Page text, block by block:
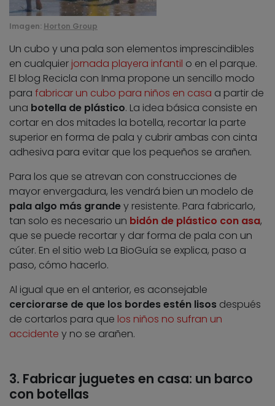
Imagen: Horton Group
Un cubo y una pala son elementos imprescindibles
en cualquier jornada playera infantil o en el parque.
El blog Recicla con Inma propone un sencillo modo
para fabricar un cubo para niños en casa a partir de
una botella de plástico. La idea básica consiste en
cortar en dos mitades la botella, recortar la parte
superior en forma de pala y cubrir ambas con cinta
adhesiva para evitar que los pequeños se arañen.
Para los que se atrevan con construcciones de
mayor envergadura, les vendrá bien un modelo de
pala algo más grandey resistente. Para fabricarlo,
tan solo es necesario un bidón de plástico con asa,
que se puede recortar y dar forma de pala con un
cúter. En el sitio web La BioGuía se explica, paso a
paso, cómo hacerlo.
Al igual que en el anterior, es aconsejable
cerciorarse de que los bordes estén lisos después
de cortarlos para que los niños no sufran un
accidente y no se arañen.
3. Fabricar juguetes en casa: un barco
con botellas